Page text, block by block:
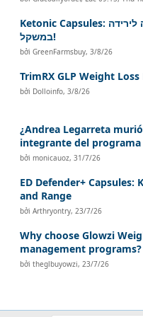
Ketonic Capsules: זוהי הנוסחה המובילה הזמינה לירידה
במשקל!
bởiGreenFarmsbuy,3/8/26
TrimRX GLP Weight
bởi Dolloinfo,3/8/26
¿Andrea Legarreta
integrante del programa
bởimonicauoz,31/7/26
ED Defender+
and Range
bởiArthryontry, 23/7/26
Why choose Glowzi
management programs?
bởitheglbuyowzi, 23/7/26